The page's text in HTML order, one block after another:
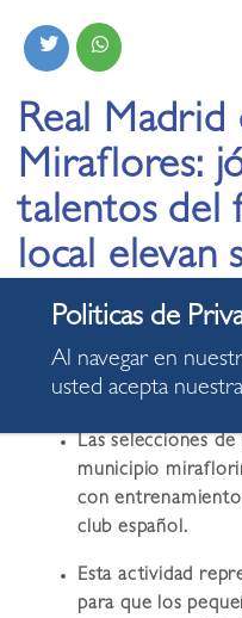
Real Madrid
Miraflores:
talentos del
local elevan
en sesiones
Las selecciones
municipio
con
club español.
Esta actividad
para que los
Al navegar en
usted acepta